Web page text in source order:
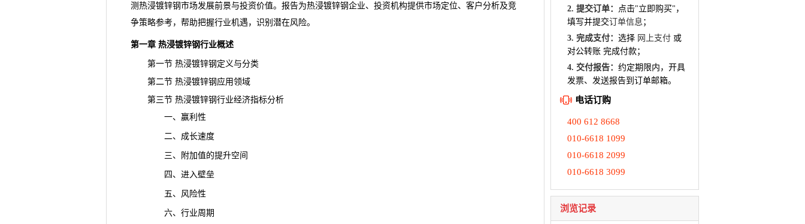
测热浸镀锌钢市场发展前景与投资价值。报告为热浸镀锌钢企业、投资机构提供市场定位、客户分析及竞
争策略参考，帮助把握行业机遇，识别潜在风险。
第一章 热浸镀锌钢行业概述
第一节 热浸镀锌钢定义与分类
第二节 热浸镀锌钢应用领域
第三节 热浸镀锌钢行业经济指标分析
一、赢利性
二、成长速度
三、附加值的提升空间
四、进入壁垒
五、风险性
六、行业周期
2. 提交订单： 点击"立即购买"，
填写并提交订单信息 ；
3. 完成支付： 选择 网上支付 或
对公转账 完成付款；
4. 交付报告： 约定期限内，开具
发票、发送报告到订单邮箱。
电话订购
400 612 8668
010-6618 1099
010-6618 2099
010-6618 3099
浏览记录